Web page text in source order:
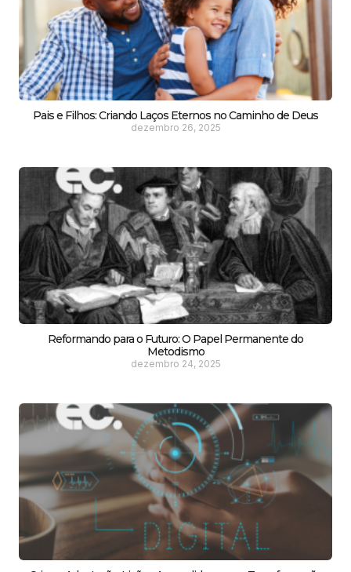
Pais e Filhos: Criando Laços Eternos no Caminho de Deus
dezembro 26, 2025
Reformando para o Futuro: O Papel Permanente do
Metodismo
dezembro 24, 2025